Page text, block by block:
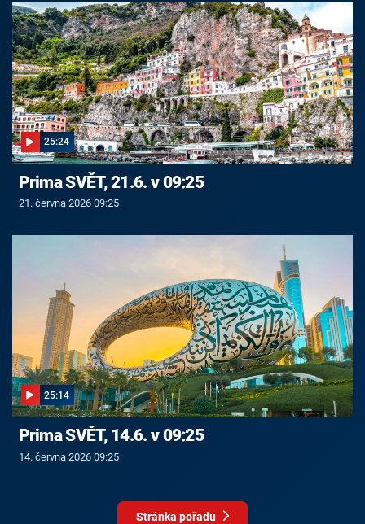
25:24
Prima SVĚT, 21.6. v 09:25
21. června 2026 09:25
25:14
Prima SVĚT, 14.6. v 09:25
14. června 2026 09:25
Stránka pořadu